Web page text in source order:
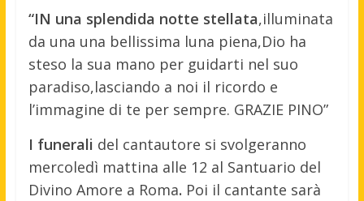
“IN una splendida notte stellata,illuminata
da una una bellissima luna piena,Dio ha
steso la sua mano per guidarti nel suo
paradiso,lasciando a noi il ricordo e
l’immagine di te per sempre. GRAZIE PINO”
I funerali del cantautore si svolgeranno
mercoledì mattina alle 12 al Santuario del
Divino Amore a Roma. Poi il cantante sarà